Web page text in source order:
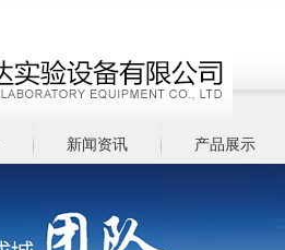
新闻资讯 产品展示